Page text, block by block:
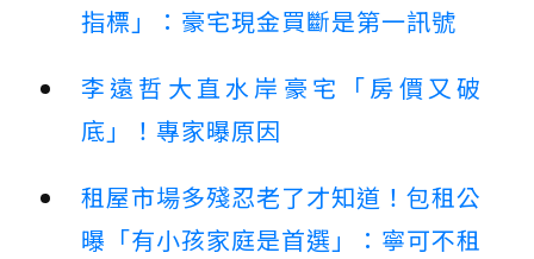
指標」：豪宅現金買斷是第一訊號
李遠哲大直水岸豪宅「房價又破
底」！專家曝原因
租屋市場多殘忍老了才知道！包租公
曝「有小孩家庭是首選」：寧可不租